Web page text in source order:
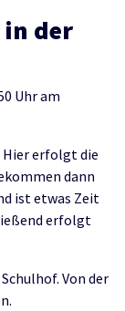
in der
Uhr am
Hier erfolgt die
dann
ist etwas Zeit
erfolgt
Von der